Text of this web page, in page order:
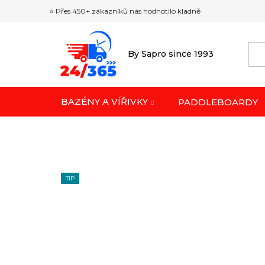
⭐ Přes 450+ zákazníků nás hodnotilo kladně
By Sapro since 1993
BAZÉNY A VÍŘIVKY PADDLEBOARDY
TIP